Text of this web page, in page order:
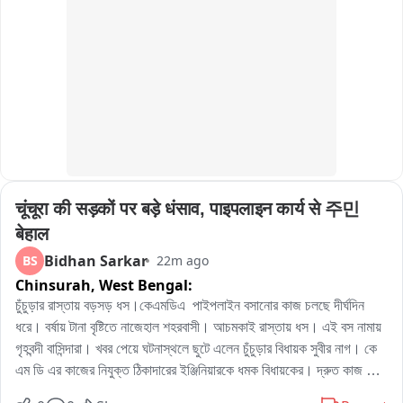
चूंचूरा की सड़कों पर बड़े धंसाव, पाइपलाइन कार्य से 주민
बेहाल
BS Bidhan Sarkar 22m ago
Chinsurah, West Bengal:
চুঁচুড়ার রাস্তায় বড়সড় ধস।কেএমডিএ  পাইপলাইন বসানোর কাজ চলছে দীর্ঘদিন
ধরে। বর্ষায় টানা বৃষ্টিতে নাজেহাল শহরবাসী। আচমকাই রাস্তায় ধস। এই বস নামায়
গৃহবন্দী বাসিন্দারা। খবর পেয়ে ঘটনাস্থলে ছুটে এলেন চুঁচুড়ার বিধায়ক সুবীর নাগ। কে
এম ডি এর কাজের নিযুক্ত ঠিকাদারের ইঞ্জিনিয়ারকে ধমক বিধায়কের। দ্রুত কাজ শেষ